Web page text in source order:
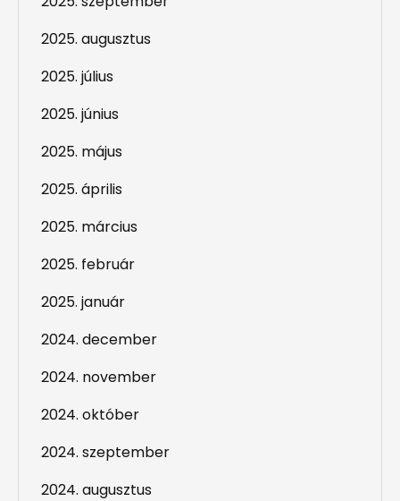
2025. augusztus
2025. július
2025. június
2025. május
2025. április
2025. március
2025. február
2025. január
2024. december
2024. november
2024. október
2024. szeptember
2024. augusztus